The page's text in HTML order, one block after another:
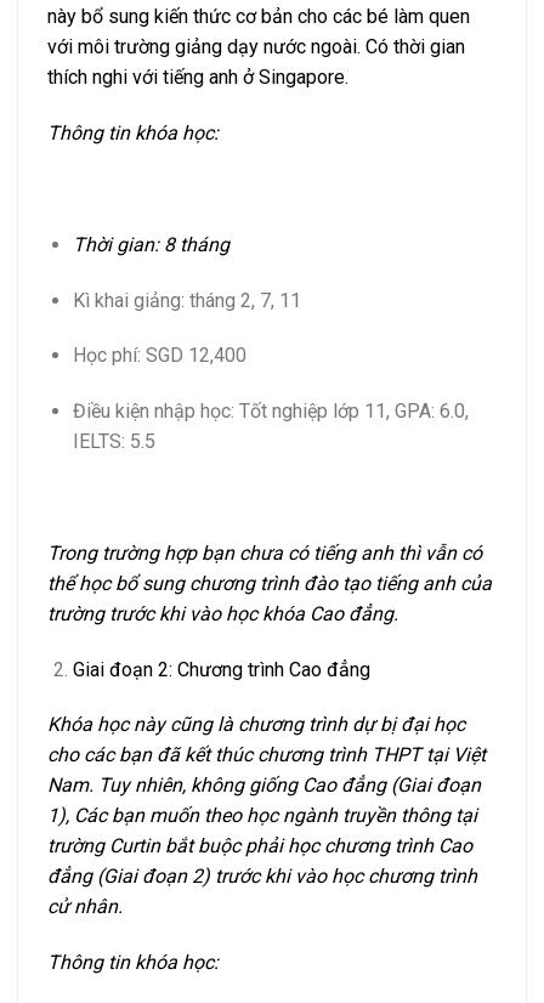
này bổ sung kiến thức cơ bản cho các bé làm quen
với môi trường giảng dạy nước ngoài. Có thời gian
thích nghi với tiếng anh ở Singapore.
Thông tin khóa học:
Thời gian: 8 tháng
Kì khai giảng: tháng 2, 7, 11
Học phí: SGD 12,400
Điều kiện nhập học: Tốt nghiệp lớp 11, GPA: 6.0,
IELTS: 5.5
Trong trường hợp bạn chưa có tiếng anh thì vẫn có
thể học bổ sung chương trình đào tạo tiếng anh của
trường trước khi vào học khóa Cao đẳng.
Giai đoạn 2: Chương trình Cao đẳng
Khóa học này cũng là chương trình dự bị đại học
cho các bạn đã kết thúc chương trình THPT tại Việt
Nam. Tuy nhiên, không giống Cao đẳng (Giai đoạn
1), Các bạn muốn theo học ngành truyền thông tại
trường Curtin bắt buộc phải học chương trình Cao
đẳng (Giai đoạn 2) trước khi vào học chương trình
cử nhân.
Thông tin khóa học: